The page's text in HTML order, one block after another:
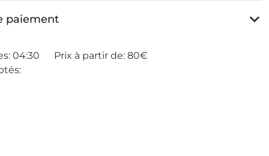
paiement
04:30 Prix à partir de: 80€